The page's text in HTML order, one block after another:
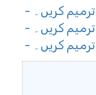
کریں۔
کریں۔
کریں۔